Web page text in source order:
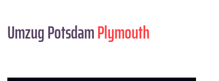
Umzug PotsdamPlymouth